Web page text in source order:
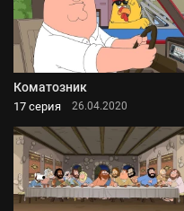
Коматозник
17 серия 26.04.2020